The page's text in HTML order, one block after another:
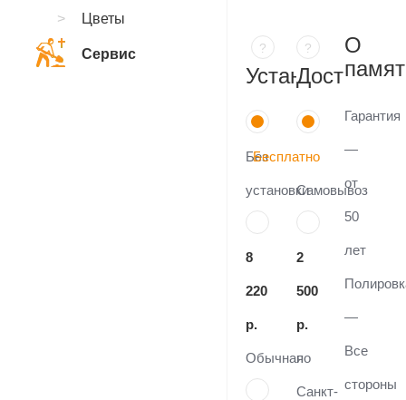
?
Установка
Без
установки
8
220
р.
Обычная
?
Доставка
Бесплатно
Самовывоз
2
500
р.
по
Санкт-
О
Гарантия
—
от
50
лет
—
Все
стороны
Цветы
Сервис